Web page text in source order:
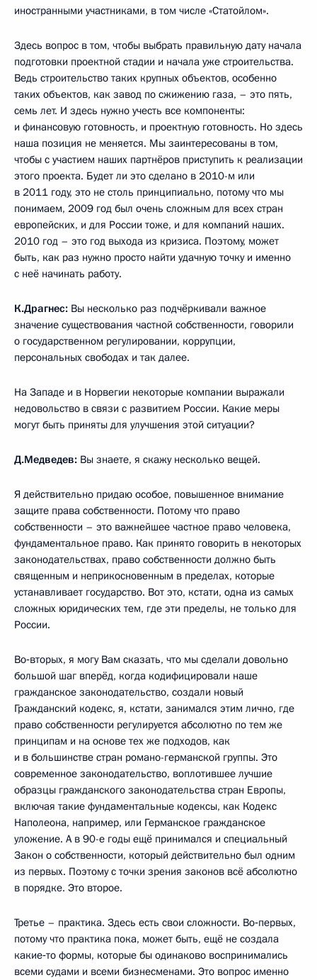
иностранными участниками, в том числе «Статойлом».
Здесь вопрос в том, чтобы выбрать правильную дату начала
подготовки проектной стадии и начала уже строительства.
Ведь строительство таких крупных объектов, особенно
таких объектов, как завод по сжижению газа, – это пять,
семь лет. И здесь нужно учесть все компоненты:
и финансовую готовность, и проектную готовность. Но здесь
наша позиция не меняется. Мы заинтересованы в том,
чтобы с участием наших партнёров приступить к реализации
этого проекта. Будет ли это сделано в 2010-м или
в 2011 году, это не столь принципиально, потому что мы
понимаем, 2009 год был очень сложным для всех стран
европейских, и для России тоже, и для компаний наших.
2010 год – это год выхода из кризиса. Поэтому, может
быть, как раз нужно просто найти удачную точку и именно
с неё начинать работу.
К.Драгнес: Вы несколько раз подчёркивали важное
значение существования частной собственности, говорили
о государственном регулировании, коррупции,
персональных свободах и так далее.
На Западе и в Норвегии некоторые компании выражали
недовольство в связи с развитием России. Какие меры
могут быть приняты для улучшения этой ситуации?
Д.Медведев: Вы знаете, я скажу несколько вещей.
Я действительно придаю особое, повышенное внимание
защите права собственности. Потому что право
собственности – это важнейшее частное право человека,
фундаментальное право. Как принято говорить в некоторых
законодательствах, право собственности должно быть
священным и неприкосновенным в пределах, которые
устанавливает государство. Вот это, кстати, одна из самых
сложных юридических тем, где эти пределы, не только для
России.
Во‑вторых, я могу Вам сказать, что мы сделали довольно
большой шаг вперёд, когда кодифицировали наше
гражданское законодательство, создали новый
Гражданский кодекс, я, кстати, занимался этим лично, где
право собственности регулируется абсолютно по тем же
принципам и на основе тех же подходов, как
и в большинстве стран романо-германской группы. Это
современное законодательство, воплотившее лучшие
образцы гражданского законодательства стран Европы,
включая такие фундаментальные кодексы, как Кодекс
Наполеона, например, или Германское гражданское
уложение. А в 90-е годы ещё принимался и специальный
Закон о собственности, который действительно был одним
из первых. Поэтому с точки зрения законов всё абсолютно
в порядке. Это второе.
Третье – практика. Здесь есть свои сложности. Во‑первых,
потому что практика пока, может быть, ещё не создала
какие‑то формы, которые бы одинаково воспринимались
всеми судами и всеми бизнесменами. Это вопрос именно